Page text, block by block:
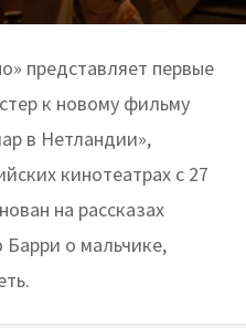
представляет первые
к новому фильму
в Нетландии»,
кинотеатрах с 27
на рассказах
о мальчике,